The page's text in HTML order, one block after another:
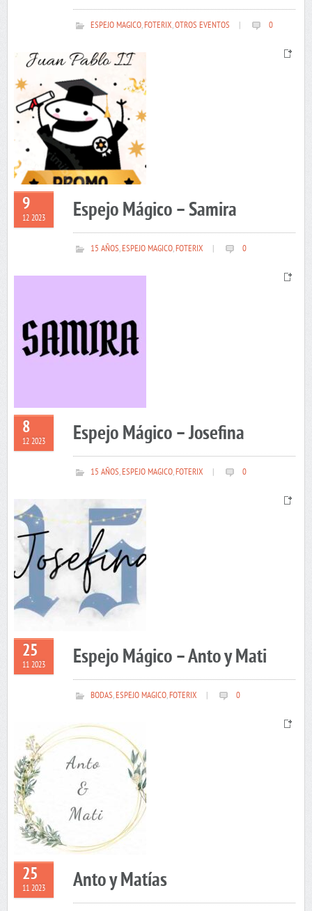
ESPEJO MAGICO,FOTERIX,OTROS EVENTOS 0
9
12 2023 Espejo Mágico – Samira
15 AÑOS,ESPEJO MAGICO,FOTERIX 0
8
12 2023 Espejo Mágico – Josefina
15 AÑOS,ESPEJO MAGICO,FOTERIX 0
25
11 2023 Espejo Mágico – Anto y Mati
BODAS,ESPEJO MAGICO,FOTERIX 0
25
11 2023 Anto y Matías